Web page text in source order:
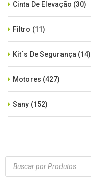
Cinta De Elevação (30)
Filtro (11)
Kit´s De Segurança (14)
Motores (427)
Sany (152)
Zoomlion(84)
Products
search